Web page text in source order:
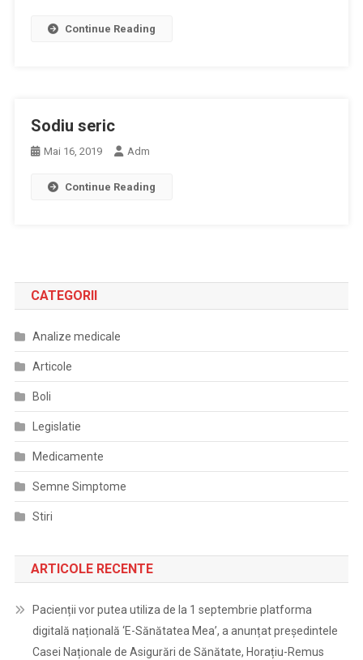
Continue Reading
Sodiu seric
Mai 16, 2019 Adm
Continue Reading
CATEGORII
Analize medicale
Articole
Boli
Legislatie
Medicamente
Semne Simptome
Stiri
ARTICOLE RECENTE
Pacienții vor putea utiliza de la 1 septembrie platforma
digitală națională ‘E-Sănătatea Mea’, a anunțat președintele
Casei Naționale de Asigurări de Sănătate, Horațiu-Remus